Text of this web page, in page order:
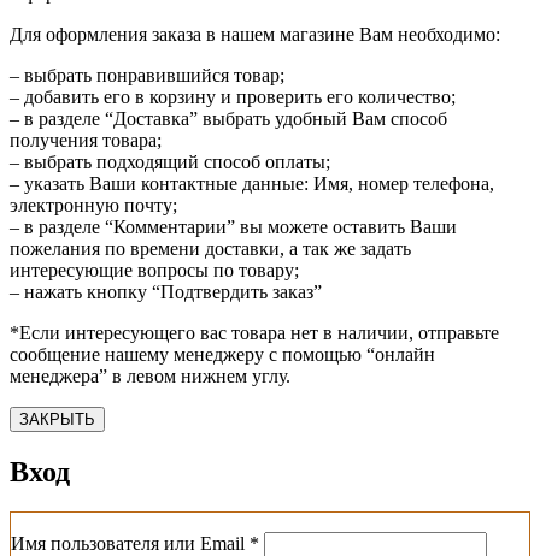
Для оформления заказа в нашем магазине Вам необходимо:
– выбрать понравившийся товар;
– добавить его в корзину и проверить его количество;
– в разделе “Доставка” выбрать удобный Вам способ
получения товара;
– выбрать подходящий способ оплаты;
– указать Ваши контактные данные: Имя, номер телефона,
электронную почту;
– в разделе “Комментарии” вы можете оставить Ваши
пожелания по времени доставки, а так же задать
интересующие вопросы по товару;
– нажать кнопку “Подтвердить заказ”
*Если интересующего вас товара нет в наличии, отправьте
сообщение нашему менеджеру с помощью “онлайн
менеджера” в левом нижнем углу.
ЗАКРЫТЬ
Вход
Имя пользователя или Email *